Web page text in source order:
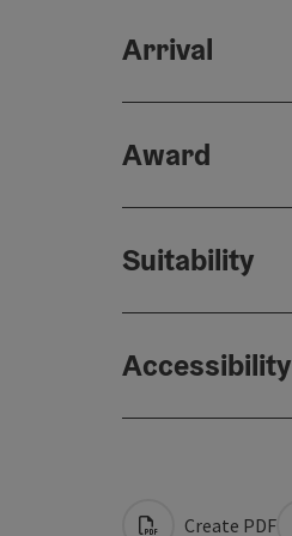
Arrival
Award
Suitability
Accessibility
Create PDF